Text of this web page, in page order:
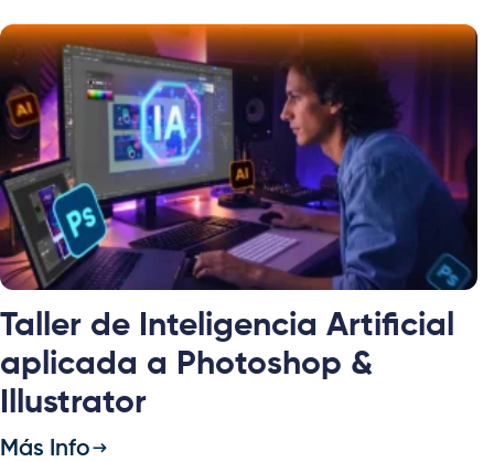
Taller de Inteligencia Artificial
aplicada a Photoshop &
Illustrator
Más Info